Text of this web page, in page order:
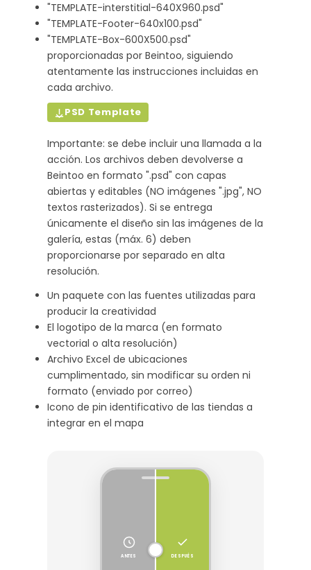
"TEMPLATE-interstitial-640X960.psd"
"TEMPLATE-Footer-640x100.psd"
"TEMPLATE-Box-600X500.psd"
proporcionadas por Beintoo, siguiendo
atentamente las instrucciones incluidas en
cada archivo.
PSD Template
Importante: se debe incluir una llamada a la
acción. Los archivos deben devolverse a
Beintoo en formato ".psd" con capas
abiertas y editables (NO imágenes ".jpg", NO
textos rasterizados). Si se entrega
únicamente el diseño sin las imágenes de la
galería, estas (máx. 6) deben
proporcionarse por separado en alta
resolución.
Un paquete con las fuentes utilizadas para
producir la creatividad
El logotipo de la marca (en formato
vectorial o alta resolución)
Archivo Excel de ubicaciones
cumplimentado, sin modificar su orden ni
formato (enviado por correo)
Icono de pin identificativo de las tiendas a
integrar en el mapa
ANTES DESPUÉS